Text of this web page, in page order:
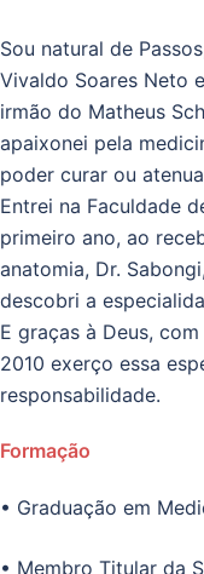
Sou natural de
Vivaldo Soares Neto
irmão do Matheus
apaixonei pela
poder curar ou
Entrei na Faculdade
primeiro ano, ao
anatomia, Dr.
descobri a
E graças à Deus,
2010 exerço essa
responsabilidade.
Formação
• Graduação em
• Membro Titular da